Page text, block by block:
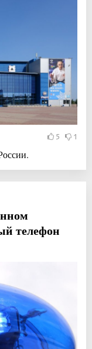
5 1
телефон